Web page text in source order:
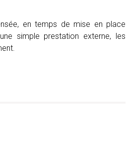
en temps de mise en place
simple prestation externe, les